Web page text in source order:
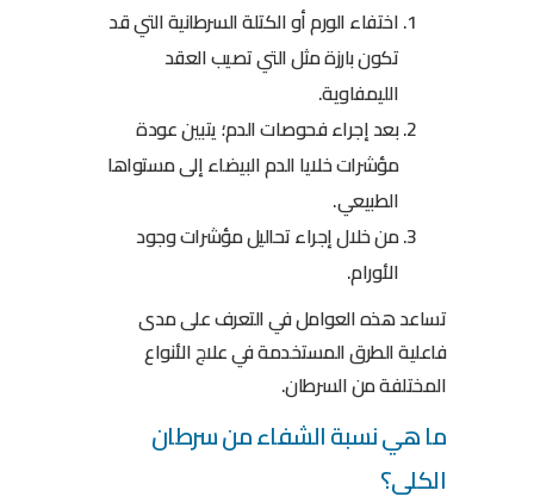
اختفاء الورم أو الكتلة السرطانية التي قد
تكون بارزة مثل التي تصيب العقد
الليمفاوية.
بعد إجراء فحوصات الدم؛ يتبين عودة
مؤشرات خلايا الدم البيضاء إلى مستواها
الطبيعي.
من خلال إجراء تحاليل مؤشرات وجود
الأورام.
تساعد هذه العوامل في التعرف على مدى
فاعلية الطرق المستخدمة في علاج الأنواع
المختلفة من السرطان.
ما هي نسبة الشفاء من سرطان
الكلى؟